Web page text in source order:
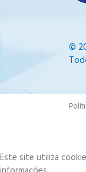
©
Este site utiliza